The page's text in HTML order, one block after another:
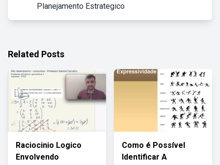
Planejamento Estrategico
Related Posts
Raciocinio Logico
Envolvendo
Como é Possível
Identificar A